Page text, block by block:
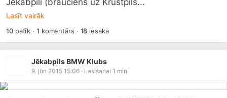
Jēkabpili (brauciens uz Krustpils...
Lasīt vairāk
10patīk · 1 komentārs · 18 iesaka
Jēkabpils BMW Klubs
9. jūn 2015 15:06 · Lasīšanai 1 min